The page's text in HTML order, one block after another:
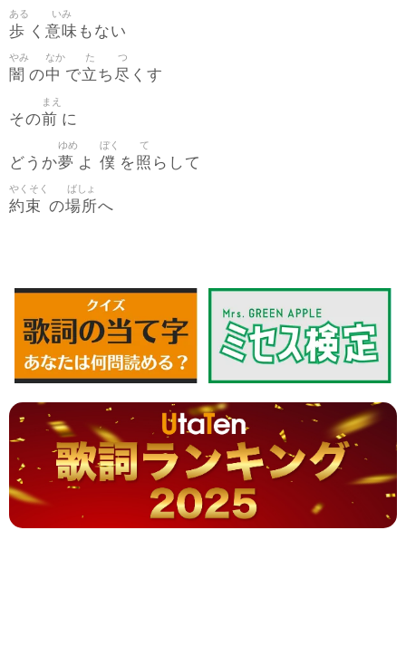
歩
ある
く 意味
いみ
もない
闇
やみ
の中
なか
で立
た
ち 尽
つ
くす
その前
まえ
に
どうか夢
ゆめ
よ 僕
ぼく
を照
て
らして
約束
やくそく
の場所
ばしょ
へ